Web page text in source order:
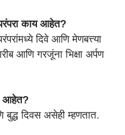
परंपरा काय आहेत?
दिवे आणि मेणबत्त्या
आणि गरजूंना भिक्षा अर्पण
आहेत?
बुद्ध दिवस असेही म्हणतात.